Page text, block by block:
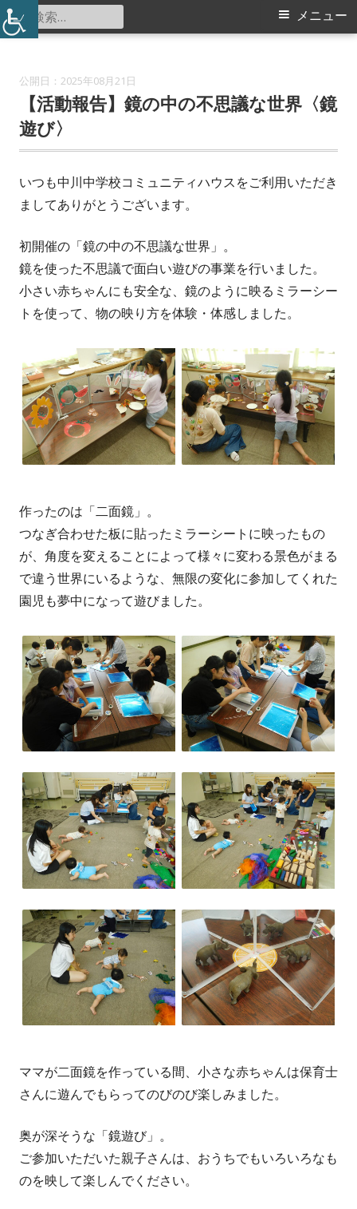
コ
ン
中川中学校コミュニティハウス
メ
メニュー
検
索:
2025年08月21日
【活動報告】鏡の中の不思議な世界〈鏡
遊び〉
いつも中川中学校コミュニティハウスをご利用いただき
ましてありがとうございます。
初開催の「鏡の中の不思議な世界」。
鏡を使った不思議で面白い遊びの事業を行いました。
小さい赤ちゃんにも安全な、鏡のように映るミラーシー
トを使って、物の映り方を体験・体感しました。
作ったのは「二面鏡」。
つなぎ合わせた板に貼ったミラーシートに映ったもの
が、角度を変えることによって様々に変わる景色がまる
で違う世界にいるような、無限の変化に参加してくれた
園児も夢中になって遊びました。
ママが二面鏡を作っている間、小さな赤ちゃんは保育士
さんに遊んでもらってのびのび楽しみました。
奥が深そうな「鏡遊び」。
ご参加いただいた親子さんは、おうちでもいろいろなも
のを映して楽しんでください。